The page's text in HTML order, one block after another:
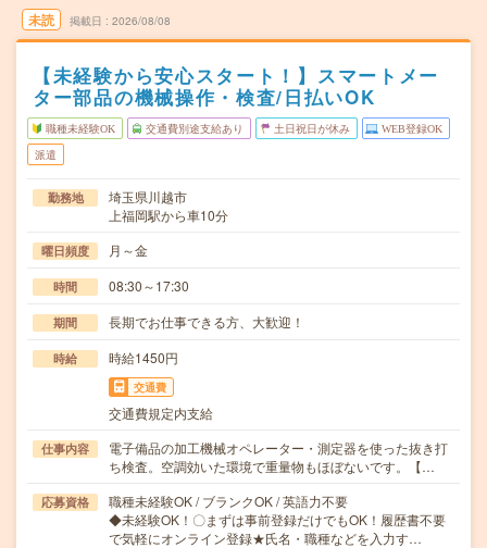
未読 掲載日 2026/08/08
【未経験から安心スタート！】スマートメー
ター部品の機械操作・検査/日払いOK
職種未経験OK 交通費別途支給あり 土日祝日が休み WEB登録OK
派遣
勤務地
埼玉県川越市
上福岡駅から車10分
曜日頻度 月～金
時間 08:30～17:30
期間 長期でお仕事できる方、大歓迎！
時給 時給1450円
交通費
交通費規定内支給
仕事内容
電子備品の加工機械オペレーター・測定器を使った抜き打
ち検査。空調効いた環境で重量物もほぼないです。【…
応募資格
職種未経験OK / ブランクOK / 英語力不要
◆未経験OK！〇まずは事前登録だけでもOK！履歴書不要
で気軽にオンライン登録★氏名・職種などを入力す…